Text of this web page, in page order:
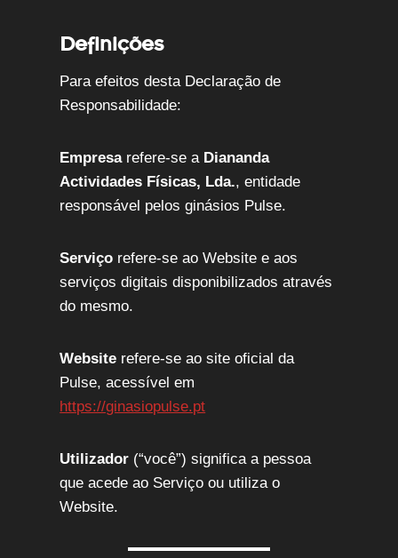
Definições
Para efeitos desta Declaração de
Responsabilidade:
Empresarefere-se a Diananda
Actividades Físicas, Lda., entidade
responsável pelos ginásios Pulse.
Serviço refere-se ao Website e aos
serviços digitais disponibilizados através
do mesmo.
Website refere-se ao site oficial da
Pulse, acessível em
https://ginasiopulse.pt
Utilizador (“você”) significa a pessoa
que acede ao Serviço ou utiliza o
Website.